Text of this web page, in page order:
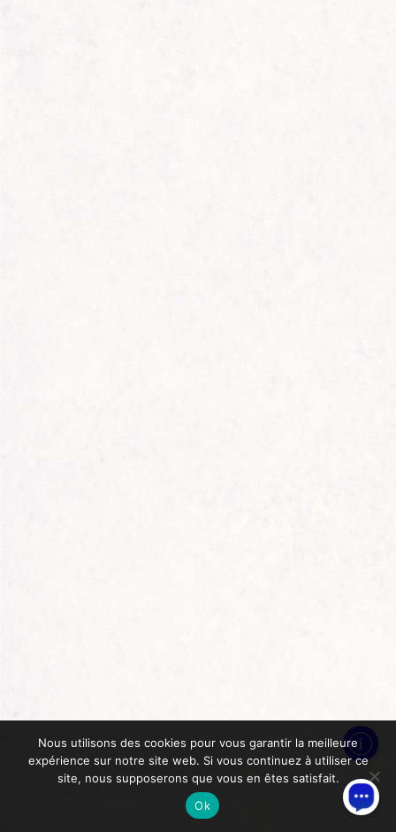
Nous utilisons des cookies pour vous garantir la meilleure
expérience sur notre site web. Si vous continuez à utiliser ce
site, nous supposerons que vous en êtes satisfait.
Ok